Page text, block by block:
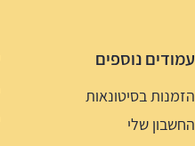
עמודים נוספים
הזמנות בסיטונאות
החשבון שלי